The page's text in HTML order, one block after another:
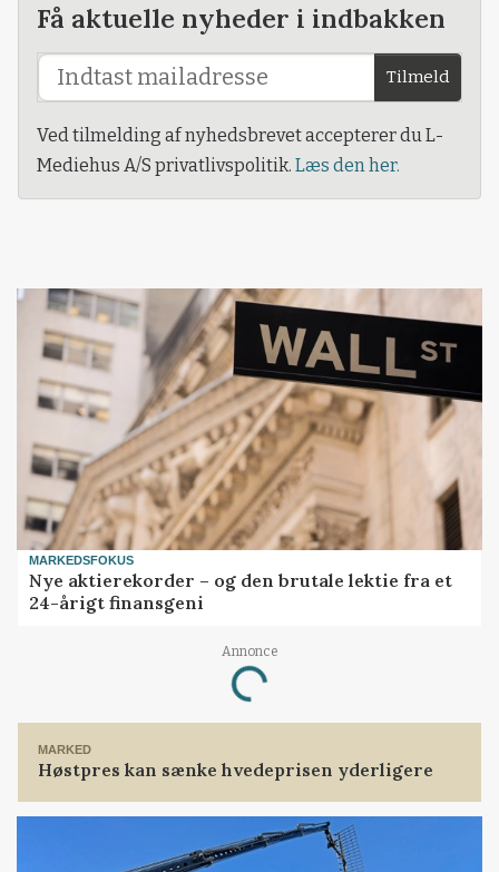
Få aktuelle nyheder i indbakken
Tilmeld
Ved tilmelding af nyhedsbrevet accepterer du L-
Mediehus A/S privatlivspolitik. Læs den her.
MARKEDSFOKUS
Nye aktierekorder – og den brutale lektie fra et
24-årigt finansgeni
Annonce
Loading...
MARKED
Høstpres kan sænke hvedeprisen yderligere